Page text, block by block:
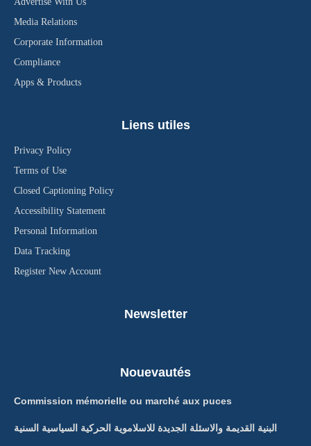
Media Relations
Corporate Information
Compliance
Apps & Products
Liens utiles
Privacy Policy
Terms of Use
Closed Captioning Policy
Accessibility Statement
Personal Information
Data Tracking
Register New Account
Newsletter
Nouevautés
Commission mémorielle ou marché aux puces
البنية القديمة والاسئلة الجديدة للاسلاموية الحركية السياسية السنية